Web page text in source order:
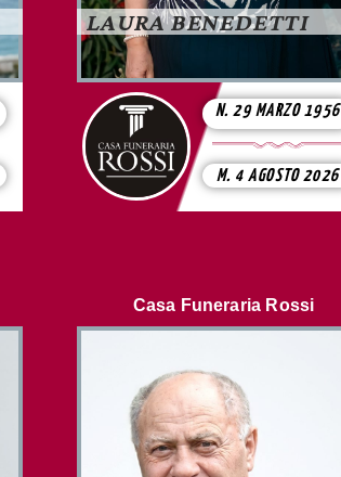
LAURA BENEDETTI
N. 29 MARZO 1956
M. 4 AGOSTO 2026
Casa Funeraria Rossi